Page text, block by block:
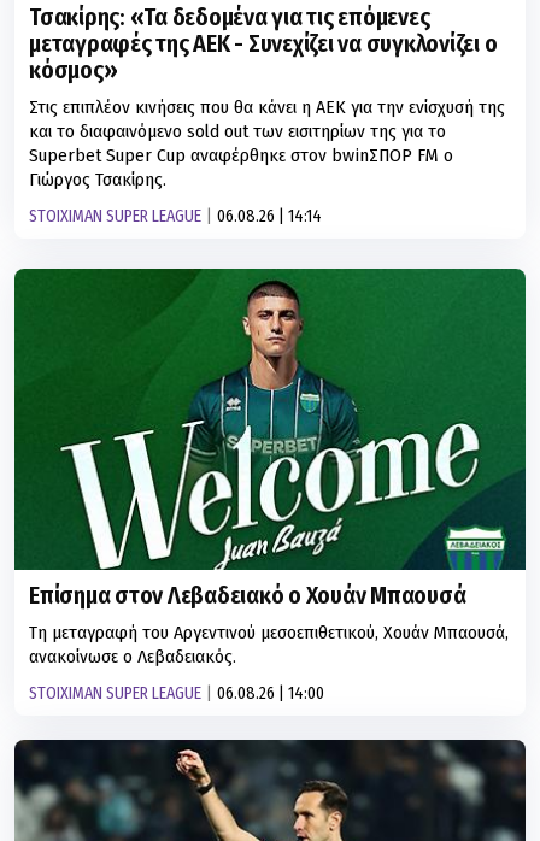
Τσακίρης: «Τα δεδομένα για τις επόμενες
μεταγραφές της ΑΕΚ - Συνεχίζει να συγκλονίζει ο
κόσμος»
Στις επιπλέον κινήσεις που θα κάνει η ΑΕΚ για την ενίσχυσή της
και το διαφαινόμενο sold out των εισιτηρίων της για το
Superbet Super Cup αναφέρθηκε στον bwinΣΠΟΡ FM ο
Γιώργος Τσακίρης.
STOIXIMAN SUPER LEAGUE 06.08.26 | 14:14
Επίσημα στον Λεβαδειακό ο Χουάν Μπαουσά
Τη μεταγραφή του Αργεντινού μεσοεπιθετικού, Χουάν Μπαουσά,
ανακοίνωσε ο Λεβαδειακός.
STOIXIMAN SUPER LEAGUE 06.08.26 | 14:00